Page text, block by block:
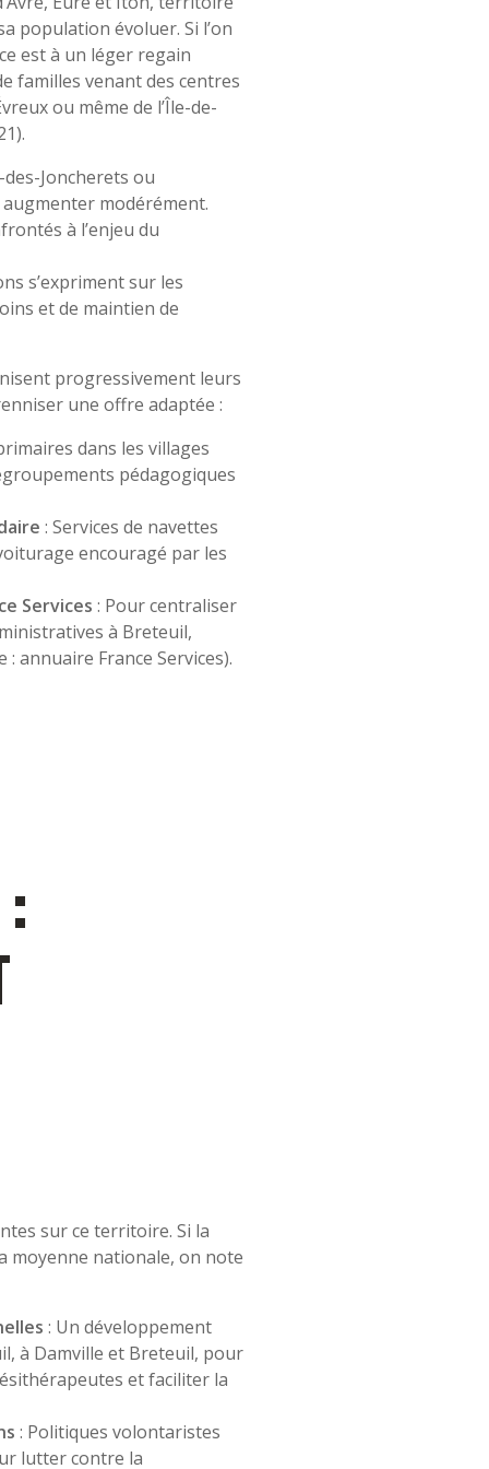
population évoluer. Si l’on
est à un léger regain
familles venant des centres
ou même de l’Île-de-
Joncherets ou
modérément.
à l’enjeu du
s’expriment sur les
et de maintien de
progressivement leurs
une offre adaptée :
dans les villages
pédagogiques
: Services de navettes
encouragé par les
Services : Pour centraliser
à Breteuil,
: annuaire France Services).
sur ce territoire. Si la
moyenne nationale, on note
: Un développement
à Damville et Breteuil, pour
et faciliter la
: Politiques volontaristes
lutter contre la